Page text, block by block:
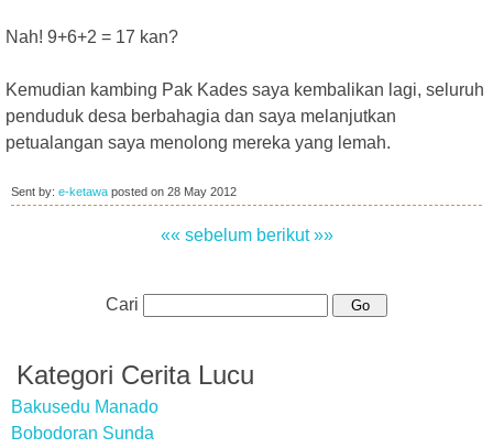
Nah! 9+6+2 = 17 kan?
Kemudian kambing Pak Kades saya kembalikan lagi, seluruh
penduduk desa berbahagia dan saya melanjutkan
petualangan saya menolong mereka yang lemah.
Sent by: e-ketawa posted on 28 May 2012
«« sebelum berikut »»
Cari
Kategori Cerita Lucu
Bakusedu Manado
Bobodoran Sunda